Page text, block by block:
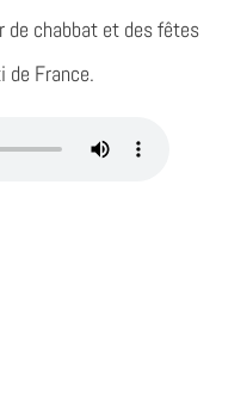
de chabbat et des fêtes
de France.